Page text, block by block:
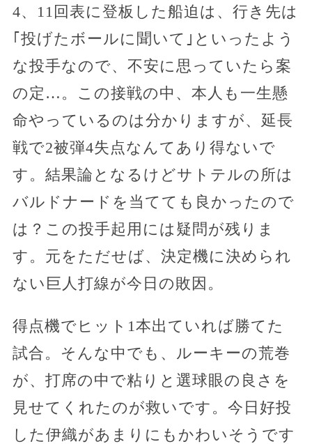
4、11回表に登板した船迫は、行き先は
｢投げたボールに聞いて｣といったよう
な投手なので、不安に思っていたら案
の定…。この接戦の中、本人も一生懸
命やっているのは分かりますが、延長
戦で2被弾4失点なんてあり得ないで
す。結果論となるけどサトテルの所は
バルドナードを当てても良かったので
は？この投手起用には疑問が残りま
す。元をただせば、決定機に決められ
ない巨人打線が今日の敗因。
得点機でヒット1本出ていれば勝てた
試合。そんな中でも、ルーキーの荒巻
が、打席の中で粘りと選球眼の良さを
見せてくれたのが救いです。今日好投
した伊織があまりにもかわいそうです